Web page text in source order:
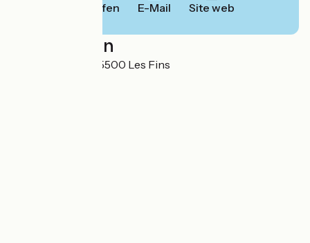
Anrufen E-Mail Site web
Localisation
4 Les Frenelots 25500 Les Fins